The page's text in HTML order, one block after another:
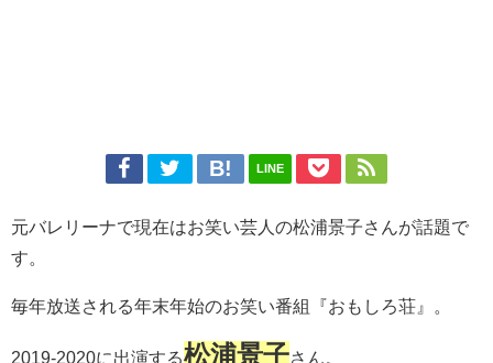
LINE
元バレリーナで現在はお笑い芸人の松浦景子さんが話題で
す。
毎年放送される年末年始のお笑い番組『おもしろ荘』。
2019-2020に出演する松浦景子さん。